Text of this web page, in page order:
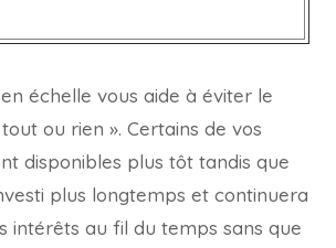
échelle vous aide à éviter le
ou rien ». Certains de vos
disponibles plus tôt tandis que
plus longtemps et continuera
intérêts au fil du temps sans que